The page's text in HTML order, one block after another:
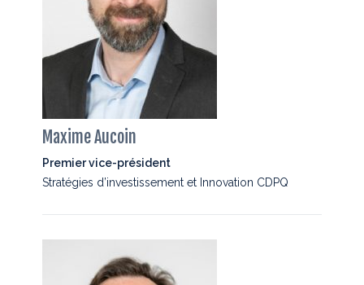
Maxime Aucoin
Premier vice-président
Stratégies d’investissement et Innovation CDPQ